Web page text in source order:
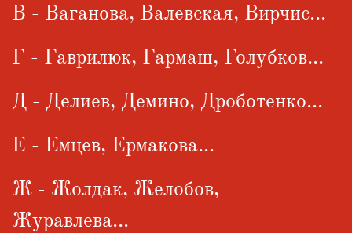
В - Ваганова, Валевская, Вирчис...
Г - Гаврилюк, Гармаш, Голубков...
Д - Делиев, Демино, Дроботенко...
Е - Емцев, Ермакова...
Ж - Жолдак, Желобов,
Журавлева...